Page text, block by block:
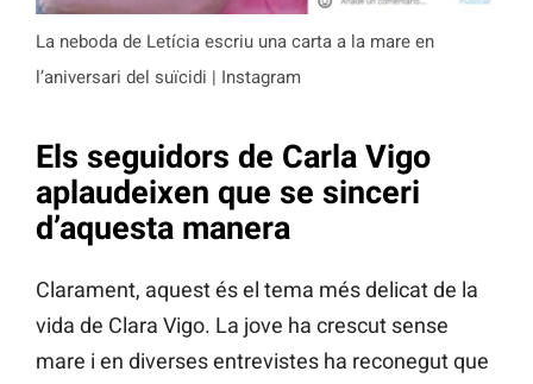
La neboda de Letícia escriu una carta a la mare en
l’aniversari del suïcidi | Instagram
Els seguidors de Carla Vigo
aplaudeixen que se sinceri
d’aquesta manera
Clarament, aquest és el tema més delicat de la
vida de Clara Vigo. La jove ha crescut sense
mare i en diverses entrevistes ha reconegut que